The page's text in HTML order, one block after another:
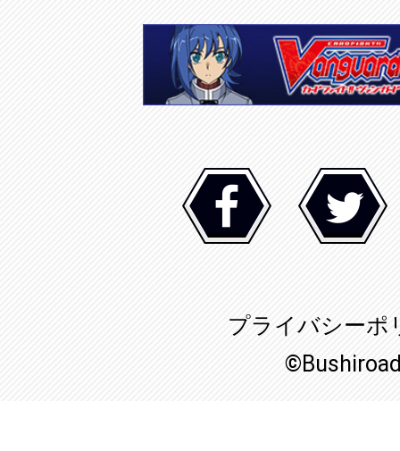
プライバシーポ